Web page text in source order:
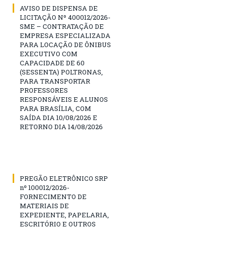
AVISO DE DISPENSA DE
LICITAÇÃO Nº 400012/2026-
SME – CONTRATAÇÃO DE
EMPRESA ESPECIALIZADA
PARA LOCAÇÃO DE ÔNIBUS
EXECUTIVO COM
CAPACIDADE DE 60
(SESSENTA) POLTRONAS,
PARA TRANSPORTAR
PROFESSORES
RESPONSÁVEIS E ALUNOS
PARA BRASÍLIA, COM
SAÍDA DIA 10/08/2026 E
RETORNO DIA 14/08/2026
PREGÃO ELETRÔNICO SRP
nº 100012/2026-
FORNECIMENTO DE
MATERIAIS DE
EXPEDIENTE, PAPELARIA,
ESCRITÓRIO E OUTROS